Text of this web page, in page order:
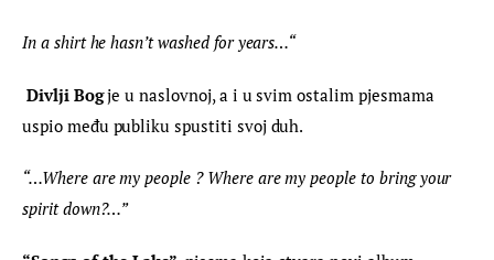
In a shirt he hasn’t washed for years…“
Divlji Bog je u naslovnoj, a i u svim ostalim pjesmama
uspio među publiku spustiti svoj duh.
“…Where are my people ? Where are my people to bring your
spirit down?…”